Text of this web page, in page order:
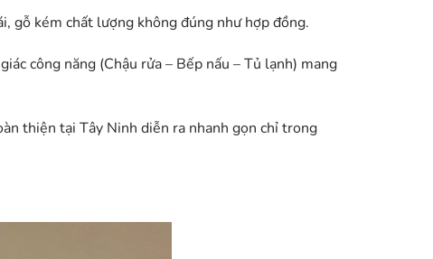
gỗ kém chất lượng không đúng như hợp đồng.
công năng (Chậu rửa – Bếp nấu – Tủ lạnh) mang
thiện tại Tây Ninh diễn ra nhanh gọn chỉ trong